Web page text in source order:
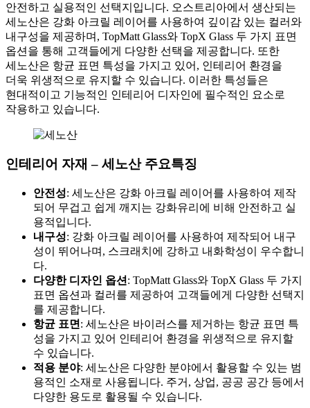
안전하고 실용적인 선택지입니다. 오스트리아에서 생산되는
세노산은 강화 아크릴 레이어를 사용하여 깊이감 있는 컬러와
내구성을 제공하며, TopMatt Glass와 TopX Glass 두 가지 표면
옵션을 통해 고객들에게 다양한 선택을 제공합니다. 또한
세노산은 항균 표면 특성을 가지고 있어, 인테리어 환경을
더욱 위생적으로 유지할 수 있습니다. 이러한 특성들은
현대적이고 기능적인 인테리어 디자인에 필수적인 요소로
작용하고 있습니다.
인테리어 자재 – 세노산 주요특징
안전성: 세노산은 강화 아크릴 레이어를 사용하여 제작
되어 무겁고 쉽게 깨지는 강화유리에 비해 안전하고 실
용적입니다.
내구성: 강화 아크릴 레이어를 사용하여 제작되어 내구
성이 뛰어나며, 스크래치에 강하고 내화학성이 우수합니
다.
다양한 디자인 옵션 : TopMatt Glass와 TopX Glass 두 가지
표면 옵션과 컬러를 제공하여 고객들에게 다양한 선택지
를 제공합니다.
항균 표면 : 세노산은 바이러스를 제거하는 항균 표면 특
성을 가지고 있어 인테리어 환경을 위생적으로 유지할
수 있습니다.
적용 분야: 세노산은 다양한 분야에서 활용할 수 있는 범
용적인 소재로 사용됩니다. 주거, 상업, 공공 공간 등에서
다양한 용도로 활용될 수 있습니다.